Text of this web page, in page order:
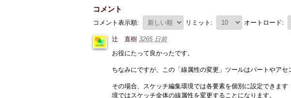
コメント
コメント表示順: リミット: オートロード:
辻 直樹 3265 日前
お役にたって良かったです。
ちなみにですが、この「線属性の変更」ツールはパートやアセ
その場合、スケッチ編集環境では各要素を個別に設定できま
境ではスケッチ全体の線属性を変更することになります。